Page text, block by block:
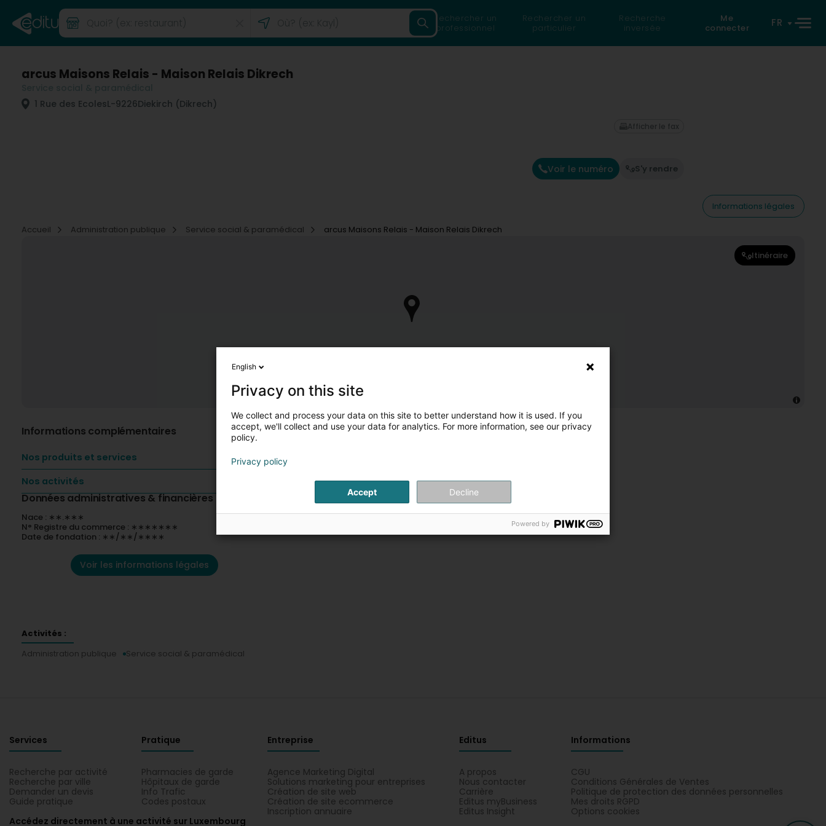
Rechercher un
professionnel
Rechercher un
particulier
Recherche
inversée
Me
connecter
FR
arcus Maisons Relais - Maison Relais Dikrech
1 Rue des EcolesL-9226Diekirch (Dikrech)
Voir le numéro S'y rendre
Afficher le fax
Informations légales
Accueil
Administration publique Service social & paramédical arcus Maisons Relais - Maison Relais Dikrech
Itinéraire
Informations complémentaires
Nos produits et services
Nos activités
Données administratives & financières
Nace : ∗∗.∗∗∗
N° Registre du commerce : ∗∗∗∗∗∗∗
Date de fondation : ∗∗/∗∗/∗∗∗∗
Voir les informations légales
Activités :
Administration publique
Service social & paramédical
Services
Recherche par activité
Recherche par ville
Demander un devis
Guide pratique
Pratique
Pharmacies de garde
Hôpitaux de garde
Info Trafic
Codes postaux
Entreprise
Agence Marketing Digital
Solutions marketing pour entreprises
Création de site web
Création de site ecommerce
Inscription annuaire
Editus
A propos
Nous contacter
Carrière
Editus myBusiness
Editus Insight
Informations
CGU
Conditions Générales de Ventes
Politique de protection des données personnelles
Mes droits RGPD
Options cookies
Accédez directement à une activité sur Luxembourg
English
Privacy on this site
We collect and process your data on this site to better understand how it is used. If you
accept, we'll collect and use your data for analytics. For more information, see our privacy
policy.
Privacy policy
Accept Decline
Powered by